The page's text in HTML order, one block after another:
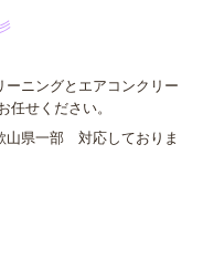
ニングとエアコンクリー
任せください。
山県一部 対応しておりま